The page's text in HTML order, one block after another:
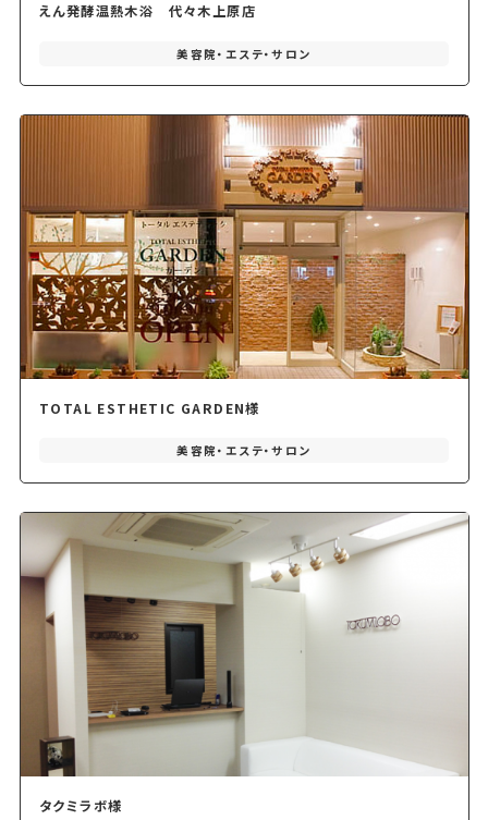
えん発酵温熱木浴 代々木上原店
美容院・エステ・サロン
TOTAL ESTHETIC GARDEN様
美容院・エステ・サロン
タクミラボ様